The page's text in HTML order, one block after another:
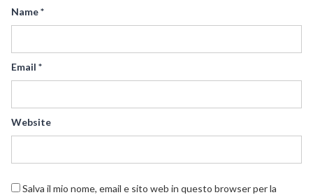
Name*
Email *
Website
Salva il mio nome, email e sito web in questo browser per la